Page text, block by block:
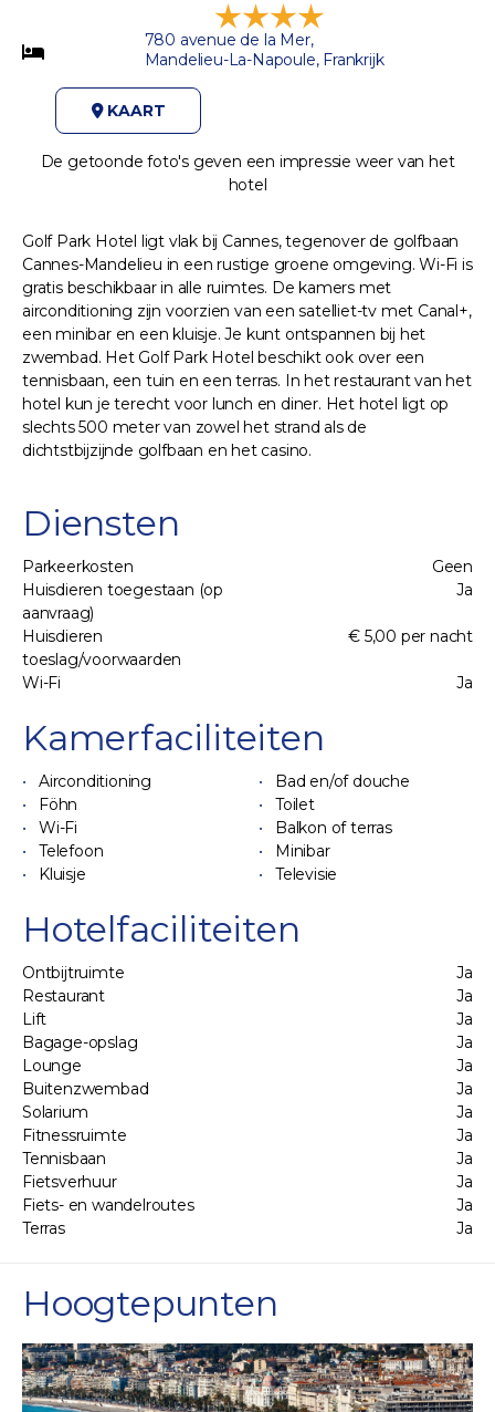
780 avenue de la Mer,
Mandelieu-La-Napoule, Frankrijk
KAART
De getoonde foto's geven een impressie weer van het
hotel
Golf Park Hotel ligt vlak bij Cannes, tegenover de golfbaan
Cannes-Mandelieu in een rustige groene omgeving. Wi-Fi is
gratis beschikbaar in alle ruimtes. De kamers met
airconditioning zijn voorzien van een satelliet-tv met Canal+,
een minibar en een kluisje. Je kunt ontspannen bij het
zwembad. Het Golf Park Hotel beschikt ook over een
tennisbaan, een tuin en een terras. In het restaurant van het
hotel kun je terecht voor lunch en diner. Het hotel ligt op
slechts 500 meter van zowel het strand als de
dichtstbijzijnde golfbaan en het casino.
Diensten
Parkeerkosten
Geen
Huisdieren toegestaan (op
aanvraag)
Ja
Huisdieren
toeslag/voorwaarden
€ 5,00 per nacht
Wi-Fi Ja
Kamerfaciliteiten
Airconditioning
Bad en/of douche
Föhn
Toilet
Wi-Fi
Balkon of terras
Telefoon
Minibar
Kluisje
Televisie
Hotelfaciliteiten
Ontbijtruimte
Ja
Restaurant
Ja
Lift
Ja
Bagage-opslag
Ja
Lounge
Ja
Buitenzwembad
Ja
Solarium
Ja
Fitnessruimte
Ja
Tennisbaan
Ja
Fietsverhuur
Ja
Fiets- en wandelroutes
Ja
Terras
Ja
Hoogtepunten